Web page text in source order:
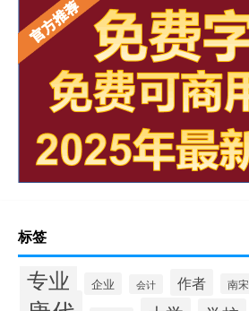
标签
专业 企业 会计 作者 南宋